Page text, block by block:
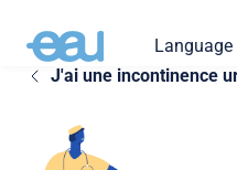
Language
J'ai une incontinence